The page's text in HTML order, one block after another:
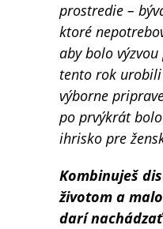
prostredie –
ktoré
aby bolo
tento rok
výborne
po prvýkrát
ihrisko pre
Kombinuješ
životom a
darí